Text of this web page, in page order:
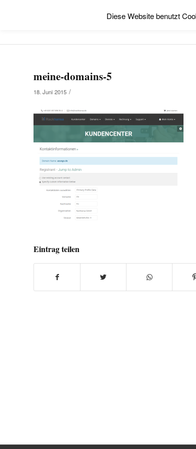
meine-domains-5
18. Juni 2015 /
Eintrag teilen
Diese Website benutzt